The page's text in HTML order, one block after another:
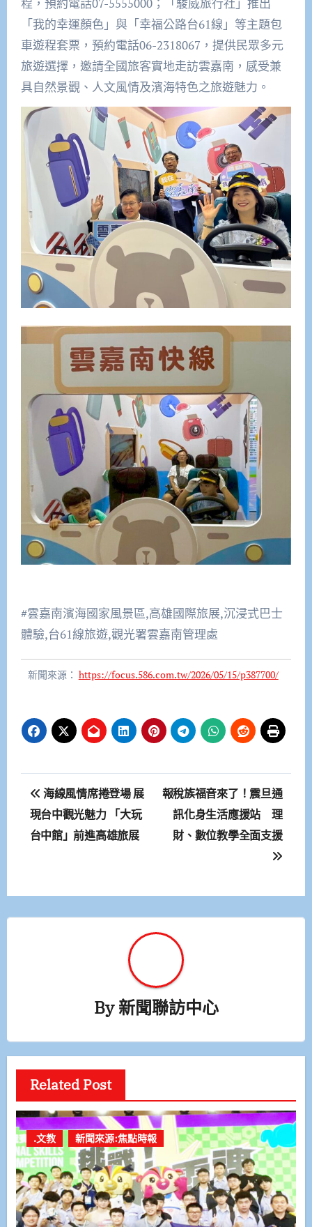
程，預約電話07-5555000；「駿威旅行社」推出
「我的幸運顏色」與「幸福公路台61線」等主題包
車遊程套票，預約電話06-2318067，提供民眾多元
旅遊選擇，邀請全國旅客實地走訪雲嘉南，感受兼
具自然景觀、人文風情及濱海特色之旅遊魅力。
#雲嘉南濱海國家風景區,高雄國際旅展,沉浸式巴士
體驗,台61線旅遊,觀光署雲嘉南管理處
新聞來源： https://focus.586.com.tw/2026/05/15/p387700/
文
章
導
海線風情席捲登場 展
現台中觀光魅力 「大玩
台中館」前進高雄旅展
報稅族福音來了！震旦通
訊化身生活應援站 理
財、數位教學全面支援
By新聞聯訪中心
Related Post
.文教 新聞來源:焦點時報